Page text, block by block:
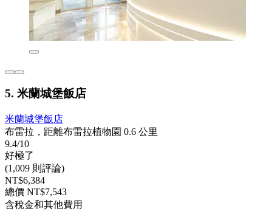
5. 米蘭城堡飯店
米蘭城堡飯店
布雷拉，距離布雷拉植物園 0.6 公里
9.4/10
好極了
(1,009 則評論)
NT$6,384
總價 NT$7,543
含稅金和其他費用